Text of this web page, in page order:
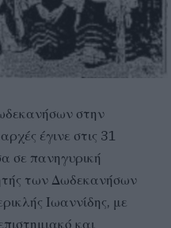
στην
έγινε στις 31
σε πανηγυρική
των Δωδεκανήσων
Ιωαννίδης, με
και